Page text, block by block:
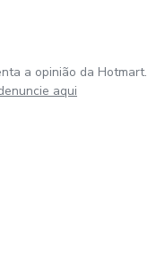
a opinião da Hotmart.
aqui